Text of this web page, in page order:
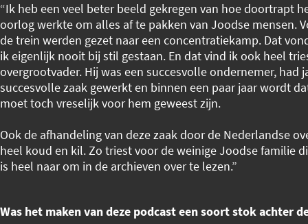
“Ik heb een veel beter beeld gekregen van hoe doortrapt
oorlog werkte om alles af te pakken van Joodse mensen.
de trein werden gezet naar een concentratiekamp. Dat
ik eigenlijk nooit bij stil gestaan. En dat vind ik ook heel
overgrootvader. Hij was een succesvolle ondernemer, had
succesvolle zaak gewerkt en binnen een paar jaar wordt
moet toch vreselijk voor hem geweest zijn.
Ook de afhandeling van deze zaak door de Nederlandse
heel koud en kil. Zo triest voor de weinige Joodse familie
is heel naar om in de archieven over te lezen.”
Was het maken van deze podcast een soort stok achter